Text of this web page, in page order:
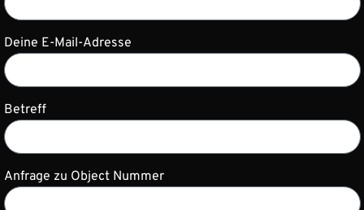
Deine E-Mail-Adresse
Betreff
Anfrage zu Object Nummer